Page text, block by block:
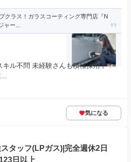
クラス！ガラスコーティング専門店『N
ャー...
ル不問 未経験さんも積極採用中！
気になる
タッフ(LPガス)|完全週休2日
日以上